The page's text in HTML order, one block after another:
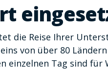
die Reise Ihrer
von über 80
Tag sind für